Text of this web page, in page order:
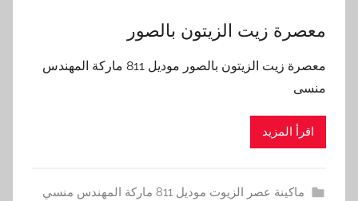
معصرة زيت الزيتون بالصور
معصرة زيت الزيتون بالصور موديل 811 ماركة المهندس
منسى
اقرأ المزيد
ماكينة عصر الزيوت موديل 811 ماركة المهندس منسي